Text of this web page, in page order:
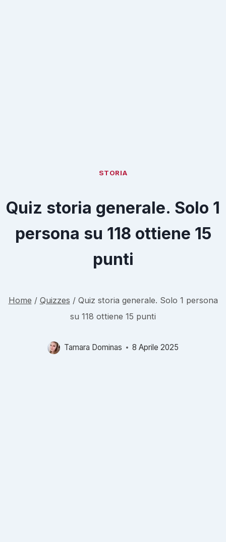
STORIA
Quiz storia generale. Solo 1
persona su 118 ottiene 15
punti
Home / Quizzes / Quiz storia generale. Solo 1 persona
su 118 ottiene 15 punti
Tamara Dominas 8 Aprile 2025